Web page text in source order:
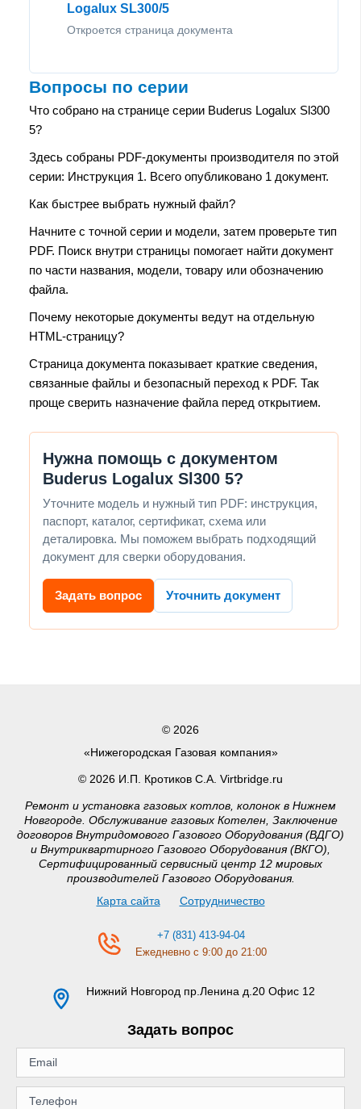
Logalux SL300/5
Откроется страница документа
Вопросы по серии
Что собрано на странице серии Buderus Logalux Sl300
5?
Здесь собраны PDF-документы производителя по этой
серии: Инструкция 1. Всего опубликовано 1 документ.
Как быстрее выбрать нужный файл?
Начните с точной серии и модели, затем проверьте тип
PDF. Поиск внутри страницы помогает найти документ
по части названия, модели, товару или обозначению
файла.
Почему некоторые документы ведут на отдельную
HTML-страницу?
Страница документа показывает краткие сведения,
связанные файлы и безопасный переход к PDF. Так
проще сверить назначение файла перед открытием.
Нужна помощь с документом
Buderus Logalux Sl300 5?
Уточните модель и нужный тип PDF: инструкция,
паспорт, каталог, сертификат, схема или
деталировка. Мы поможем выбрать подходящий
документ для сверки оборудования.
Задать вопрос Уточнить документ
© 2026
«Нижегородская Газовая компания»
© 2026 И.П. Кротиков С.А. Virtbridge.ru
Ремонт и установка газовых котлов, колонок в Нижнем
Новгороде. Обслуживание газовых Котелен, Заключение
договоров Внутридомового Газового Оборудования (ВДГО)
и Внутриквартирного Газового Оборудования (ВКГО),
Сертифицированный сервисный центр 12 мировых
производителей Газового Оборудования.
Карта сайта
Сотрудничество
+7 (831) 413-94-04
Ежедневно с 9:00 до 21:00
Нижний Новгород пр.Ленина д.20 Офис 12
Задать вопрос